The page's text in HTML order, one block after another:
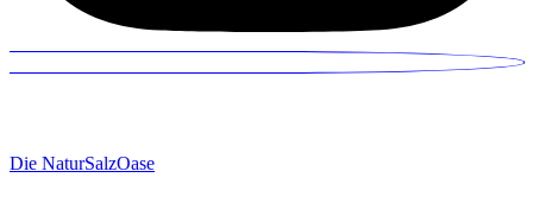
Die NaturSalzOase